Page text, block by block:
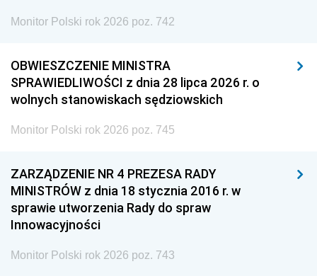
Monitor Polski rok 2026 poz. 742
OBWIESZCZENIE MINISTRA
SPRAWIEDLIWOŚCI z dnia 28 lipca 2026 r. o
wolnych stanowiskach sędziowskich
Monitor Polski rok 2026 poz. 745
ZARZĄDZENIE NR 4 PREZESA RADY
MINISTRÓW z dnia 18 stycznia 2016 r. w
sprawie utworzenia Rady do spraw
Innowacyjności
Monitor Polski rok 2026 poz. 743